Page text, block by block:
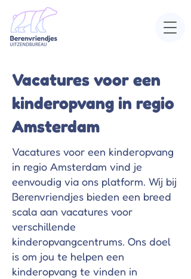
Vacatures voor een
kinderopvang in regio
Amsterdam
Vacatures voor een kinderopvang
in regio Amsterdam vind je
eenvoudig via ons platform. Wij bij
Berenvriendjes bieden een breed
scala aan vacatures voor
verschillende
kinderopvangcentrums. Ons doel
is om jou te helpen een
kinderopvang te vinden in